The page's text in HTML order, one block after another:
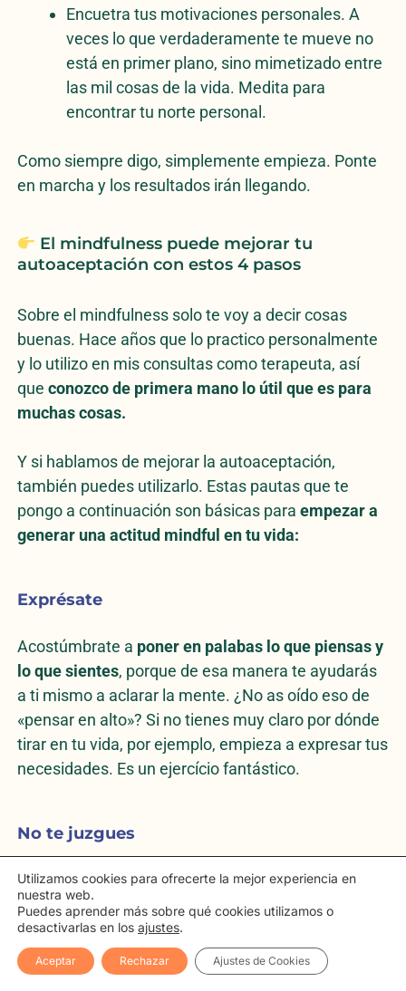
Encuetra tus motivaciones personales. A
veces lo que verdaderamente te mueve no
está en primer plano, sino mimetizado entre
las mil cosas de la vida. Medita para
encontrar tu norte personal.
Como siempre digo, simplemente empieza. Ponte
en marcha y los resultados irán llegando.
El mindfulness puede mejorar tu
autoaceptación con estos 4 pasos
Sobre el mindfulness solo te voy a decir cosas
buenas. Hace años que lo practico personalmente
y lo utilizo en mis consultas como terapeuta, así
que conozco de primera mano lo útil que es para
muchas cosas.
Y si hablamos de mejorar la autoaceptación,
también puedes utilizarlo. Estas pautas que te
pongo a continuación son básicas para empezar a
generar una actitud mindful en tu vida:
Exprésate
Acostúmbrate a poner en palabas lo que piensas y
lo que sientes, porque de esa manera te ayudarás
a ti mismo a aclarar la mente. ¿No as oído eso de
«pensar en alto»? Si no tienes muy claro por dónde
tirar en tu vida, por ejemplo, empieza a expresar tus
necesidades. Es un ejercício fantástico.
No te juzgues
Trata de verte de forma neutra, imparcial,sin emitir
un juicio de valor.Las personas que se están
juzgando a sí mismas todo el tiempo se someten a
una presión muy intensa, que acaba pasando
factura en forma de estrés o ansiedad. Creo que te
Utilizamos cookies para ofrecerte la mejor experiencia en
nuestra web.
Puedes aprender más sobre qué cookies utilizamos o
desactivarlas en los ajustes.
Aceptar Rechazar Ajustes de Cookies